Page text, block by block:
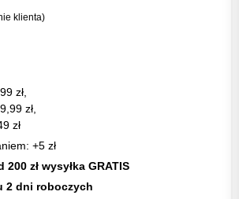
klienta)
zł,
zł,
zł
+5 zł
zł wysyłka GRATIS
2 dni roboczych